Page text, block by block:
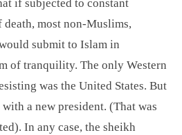
if subjected to constant
most non-Muslims,
submit to Islam in
of tranquility. The only Western
was the United States. But
a new president. (That was
In any case, the sheikh